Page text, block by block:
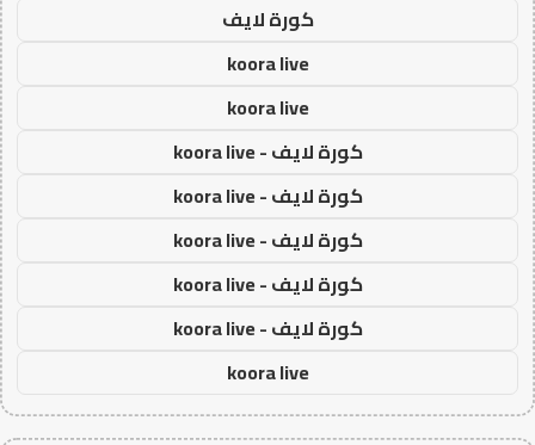
كورة لايف
koora live
koora live
كورة لايف - koora live
كورة لايف - koora live
كورة لايف - koora live
كورة لايف - koora live
كورة لايف - koora live
koora live